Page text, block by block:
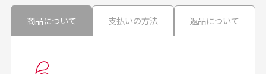
良かった！
30代男性
商品について 支払いの方法 返品について